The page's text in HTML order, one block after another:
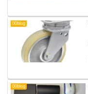
00blog
00blog